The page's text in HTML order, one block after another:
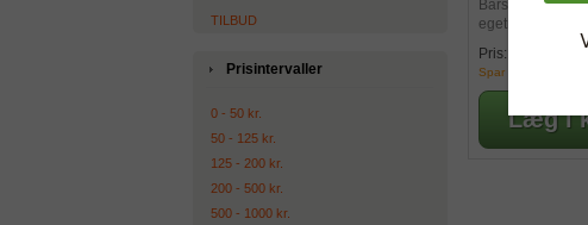
TILBUD
Prisintervaller
0 - 50 kr.
50 - 125 kr.
125 - 200 kr.
200 - 500 kr.
500 - 1000 kr.
Barstol / høj
egetræ
Pris:
899,00
Spar 400,00 kr.